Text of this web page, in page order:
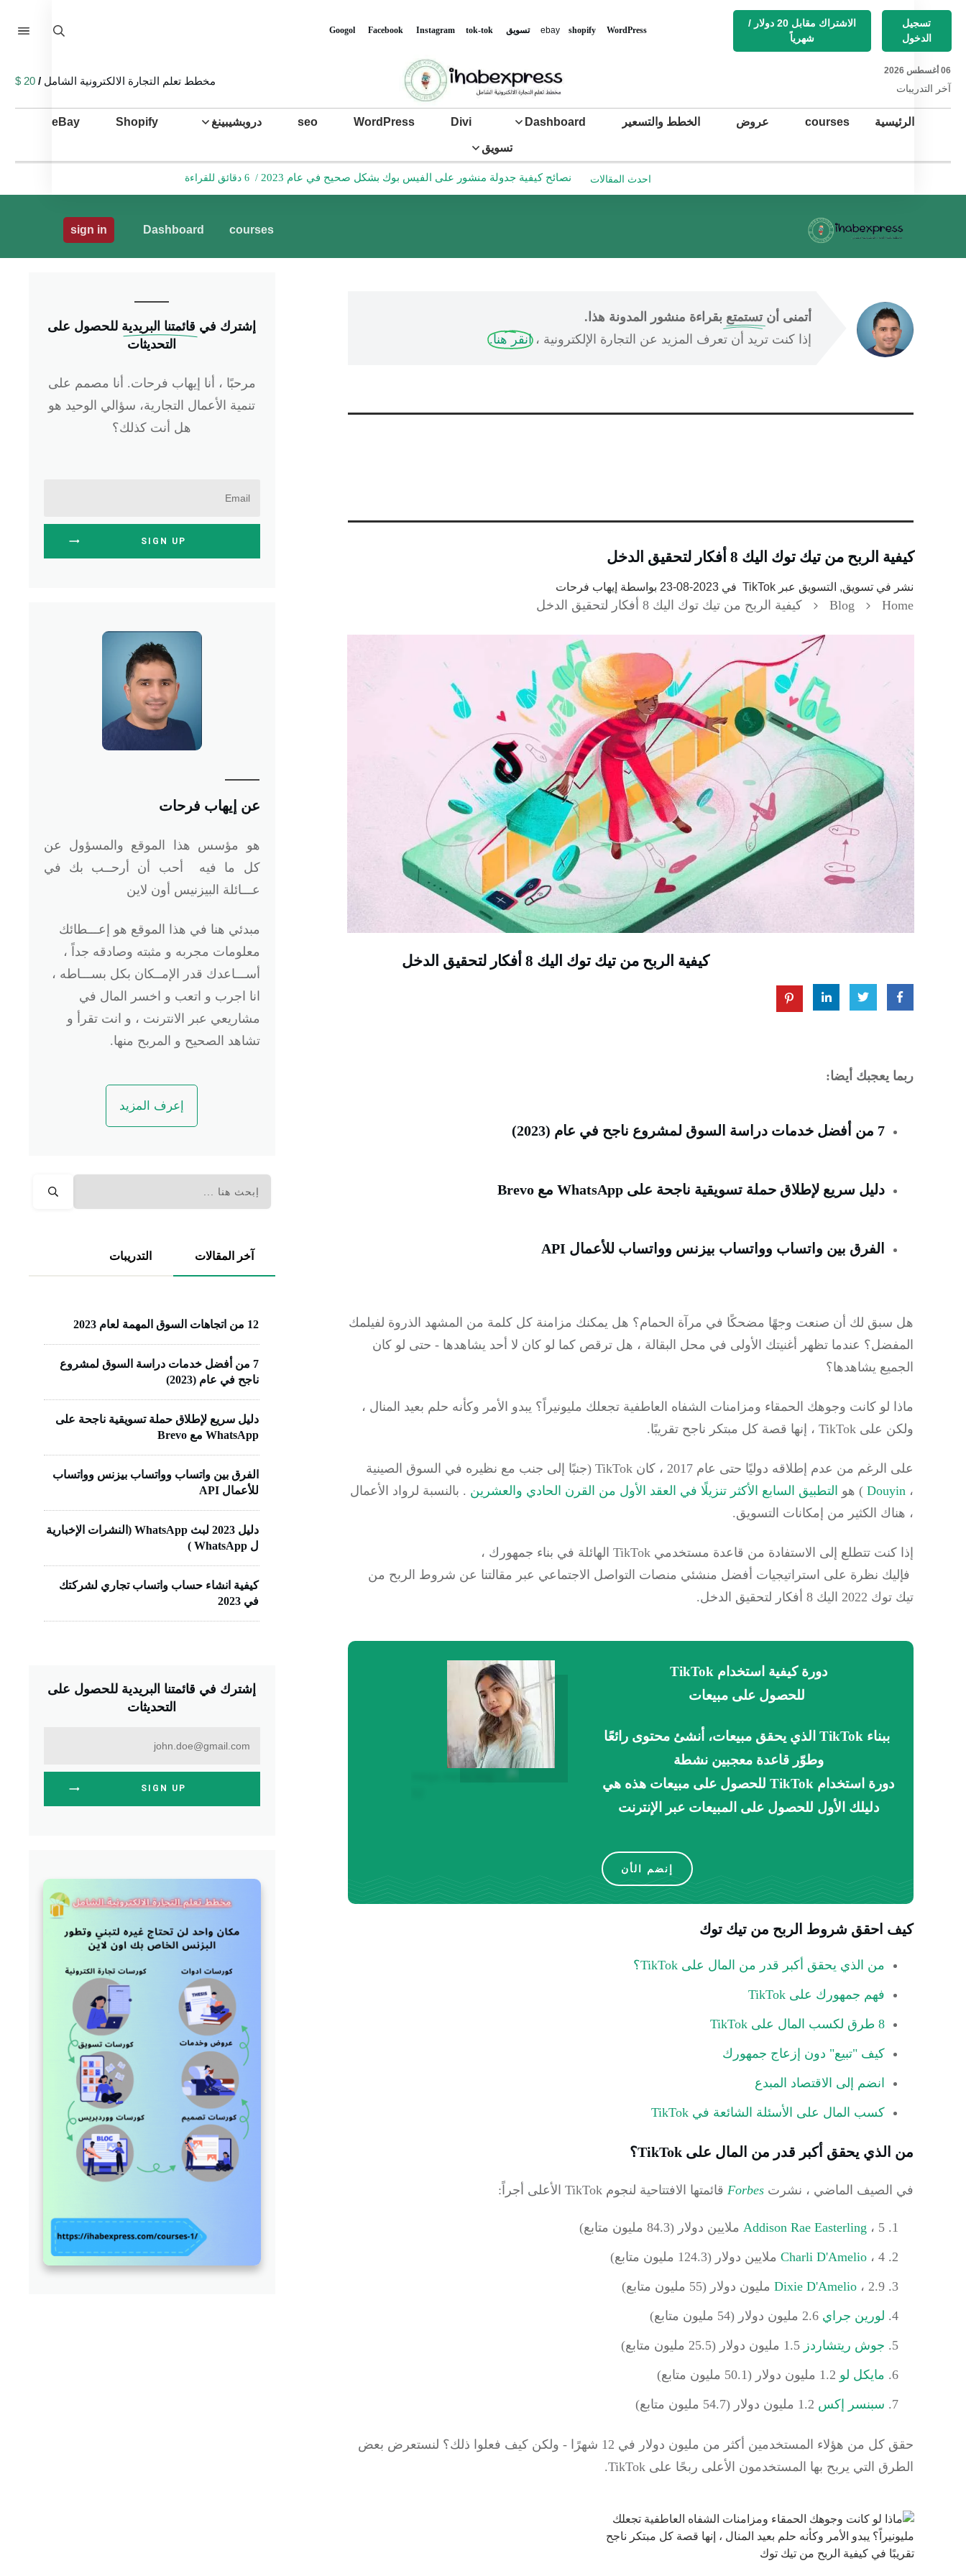
تسجيل
الدخول
الاشتراك مقابل 20 دولار /
شهرياً
ebay shopify WordPress تسويق Googol Facebook Instagram tok-tok
06 أغسطس 2026
آخر التدريبات
مخطط تعلم التجارة الالكترونية الشامل /
20 $
الرئيسية courses عروض الخطط والتسعير Dashboard
Divi
WordPress
seo دروبشيبينغ Shopify
eBay
تسويق
احدث المقالات نصائح كيفية جدولة منشور على الفيس بوك بشكل صحيح في عام 2023 /
courses
Dashboard
sign in
أتمنى أن تستمتع بقراءة منشور المدونة هذا.
إذا كنت تريد أن تعرف المزيد عن التجارة الإلكترونية ،انقر هنا.
كيفية الربح من تيك توك اليك 8 أفكار لتحقيق الدخل
نشر في تسويق, التسويق عبر TikTok في 2023-08-23 بواسطة إيهاب فرحات
Home
Blog كيفية الربح من تيك توك اليك 8 أفكار لتحقيق الدخل
كيفية الربح من تيك توك اليك 8 أفكار لتحقيق الدخل
ربما يعجبك أيضا:
7 من أفضل خدمات دراسة السوق لمشروع ناجح في عام (2023)
دليل سريع لإطلاق حملة تسويقية ناجحة على WhatsApp مع Brevo
الفرق بين واتساب وواتساب بيزنس وواتساب للأعمال API
هل سبق لك أن صنعت وجهًا مضحكًا في مرآة الحمام؟ هل يمكنك مزامنة كل كلمة من المشهد الذروة لفيلمك
المفضل؟ عندما تظهر أغنيتك الأولى في محل البقالة ، هل ترقص كما لو كان لا أحد يشاهدها - حتى لو كان
الجميع يشاهدها؟
ماذا لو كانت وجوهك الحمقاء ومزامنات الشفاه العاطفية تجعلك مليونيراً؟ يبدو الأمر وكأنه حلم بعيد المنال ،
ولكن على TikTok ، إنها قصة كل مبتكر ناجح تقريبًا.
على الرغم من عدم إطلاقه دوليًا حتى عام 2017 ، كان TikTok (جنبًا إلى جنب مع نظيره في السوق الصينية
، Douyin ) هو التطبيق السابع الأكثر تنزيلًا في العقد الأول من القرن الحادي والعشرين . بالنسبة لرواد الأعمال
، هناك الكثير من إمكانات التسويق.
إذا كنت تتطلع إلى الاستفادة من قاعدة مستخدمي TikTok الهائلة في بناء جمهورك ،
فإليك نظرة على استراتيجيات أفضل منشئي منصات التواصل الاجتماعي عبر مقالتنا عن شروط الربح من
تيك توك 2022 اليك 8 أفكار لتحقيق الدخل.
دورة كيفية استخدام TikTok
للحصول على مبيعات
ببناء TikTok الذي يحقق مبيعات، أنشئ محتوى رائعًا
وطوّر قاعدة معجبين نشطة
دورة استخدام TikTok للحصول على مبيعات هذه هي
دليلك الأول للحصول على المبيعات عبر الإنترنت
إنضم الأن
كيف احقق شروط الربح من تيك توك
من الذي يحقق أكبر قدر من المال على TikTok؟
فهم جمهورك على TikTok
8 طرق لكسب المال على TikTok
كيف "تبيع" دون إزعاج جمهورك
انضم إلى الاقتصاد المبدع
كسب المال على الأسئلة الشائعة في TikTok
من الذي يحقق أكبر قدر من المال على TikTok؟
في الصيف الماضي ، نشرت Forbes قائمتها الافتتاحية لنجوم TikTok الأعلى أجراً:
Addison Rae Easterling ، 5 ملايين دولار (84.3 مليون متابع)
Charli D'Amelio ، 4 ملايين دولار (124.3 مليون متابع)
Dixie D'Amelio ، 2.9 مليون دولار (55 مليون متابع)
لورين جراي
جوش ريتشاردز
مايكل لو
سبنسر إكس
حقق كل من هؤلاء المستخدمين أكثر من مليون دولار في 12 شهرًا - ولكن كيف فعلوا ذلك؟
لنستعرض بعض
الطرق التي يربح بها المستخدمون الأعلى ربحًا على TikTok.
إشترك في قائمتنا البريدية للحصول على
التحديثات
مرحبًا ، أنا إيهاب فرحات. أنا مصمم على
تنمية الأعمال التجارية، سؤالي الوحيد هو
هل أنت كذلك؟
SIGN UP
عن إيهاب فرحات
هو
مؤسس هذا الموقع والمسؤول عن
كل ما فيه أحب أن أرحــب بك في
عـــائلة البيزنيس أون لاين
مبدئي هنا في هذا الموقع هو إعـــطائك
معلومات مجربه و مثبته وصادقه جداً ،
أســـاعدك قدر الإمــكان بكل بســـاطه ،
انا اجرب و اتعب و اخسر المال في
مشاريعي عبر الانترنت ، و انت تقرأ و
تشاهد الصحيح و المربح منها.
إعرف المزيد
آخر المقالات التدريبات
12 من اتجاهات السوق المهمة لعام 2023
7 من أفضل خدمات دراسة السوق لمشروع
ناجح في عام (2023)
دليل سريع لإطلاق حملة تسويقية ناجحة على
WhatsApp مع Brevo
الفرق بين واتساب وواتساب بيزنس وواتساب
للأعمال API
دليل 2023 لبث WhatsApp (النشرات الإخبارية
ل WhatsApp )
كيفية انشاء حساب واتساب تجاري لشركتك
في 2023
إشترك في قائمتنا البريدية للحصول على
التحديثات
SIGN UP